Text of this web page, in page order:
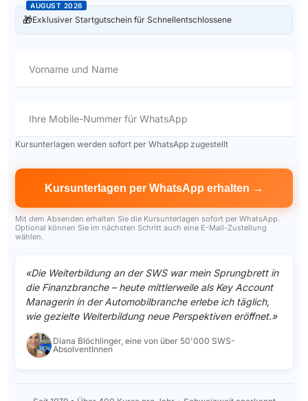
AUGUST 2026
🎁Exklusiver Startgutschein für Schnellentschlossene
Vorname und Name
Ihre Mobile-Nummer für WhatsApp
Kursunterlagen werden sofort per WhatsApp zugestellt
Mit dem Absenden erhalten Sie die Kursunterlagen sofort per WhatsApp.
Optional können Sie im nächsten Schritt auch eine E-Mail-Zustellung
wählen.
«Die Weiterbildung an der SWS war mein Sprungbrett in
die Finanzbranche – heute mittlerweile als Key Account
Managerin in der Automobilbranche erlebe ich täglich,
wie gezielte Weiterbildung neue Perspektiven eröffnet.»
Diana Blöchlinger, eine von über 50'000 SWS-
AbsolventInnen